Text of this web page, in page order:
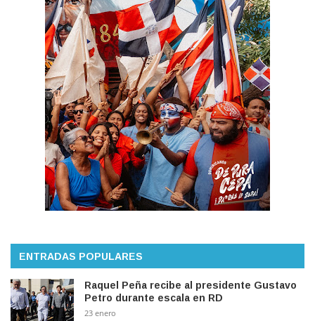
ENTRADAS POPULARES
Raquel Peña recibe al presidente Gustavo
Petro durante escala en RD
23 enero